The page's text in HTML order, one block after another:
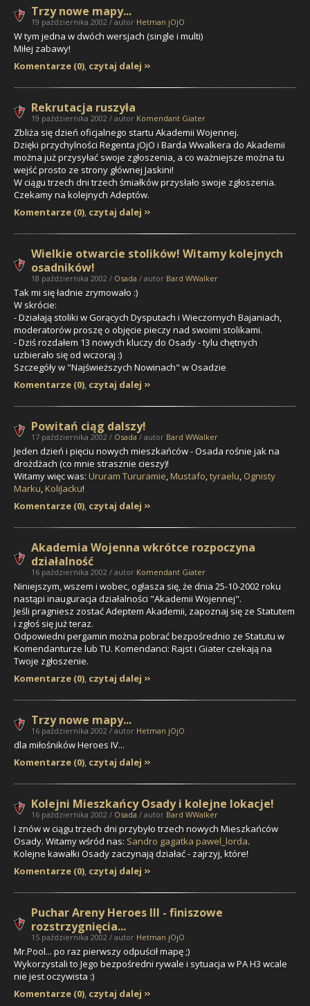
Trzy nowe mapy...
19 października 2002 / autor Hetman jOjO
W tym jedna w dwóch wersjach (single i multi)
Miłej zabawy!
Komentarze (0), czytaj dalej
Rekrutacja ruszyła
19 października 2002 / autor Komendant Giater
Zbliża się dzień oficjalnego startu Akademii Wojennej.
Dzięki przychylności Regenta jOjO i Barda Wwalkera do Akademii
można już przysyłać swoje zgłoszenia, a co ważniejsze można tu
wejść prosto ze strony głównej Jaskini!
W ciągu trzech dni trzech śmiałków przysłało swoje zgłoszenia.
Czekamy na kolejnych Adeptów.
Komentarze (0), czytaj dalej
Wielkie otwarcie stolików! Witamy kolejnych
osadników!
18 października 2002 / Osada / autor Bard WWalker
Tak mi się ładnie zrymowało :)
W skrócie:
- Działają stoliki w Gorących Dysputach i Wieczornych Bajaniach,
moderatorów proszę o objęcie pieczy nad swoimi stolikami.
- Dziś rozdałem 13 nowych kluczy do Osady - tylu chętnych
uzbierało się od wczoraj :)
Szczegóły w "Najświeższych Nowinach" wOsadzie
Komentarze (0), czytaj dalej
Powitań ciąg dalszy!
17 października 2002 / Osada / autor Bard WWalker
Jeden dzień i pięciu nowych mieszkańców - Osada rośnie jak na
drożdżach (co mnie strasznie cieszy)!
Witamy więc was: Ururam Tururamie,Mustafo,tyraelu, Ognisty
Marku,KoliJacku!
Komentarze (0), czytaj dalej
Akademia Wojenna wkrótce rozpoczyna
działalność
16 października 2002 / autor Komendant Giater
Niniejszym, wszem i wobec, ogłasza się, że dnia 25-10-2002 roku
nastąpi inauguracja działalności "Akademii Wojennej".
Jeśli pragniesz zostać Adeptem Akademii, zapoznaj się ze Statutem
i zgłoś się już teraz.
Odpowiedni pergamin można pobrać bezpośrednio ze Statutu w
Komendanturze lub TU. Komendanci: Rajst i Giater czekają na
Twoje zgłoszenie.
Komentarze (0), czytaj dalej
Trzy nowe mapy...
16 października 2002 / autor Hetman jOjO
dla miłośników Heroes IV...
Komentarze (0), czytaj dalej
Kolejni Mieszkańcy Osady i kolejne lokacje!
16 października 2002 / Osada / autor Bard WWalker
I znów w ciągu trzech dni przybyło trzech nowych Mieszkańców
Osady. Witamy wśród nas: Sandro gagatka pawel_lorda.
Kolejne kawałki Osady zaczynają działać - zajrzyj, które!
Komentarze (0), czytaj dalej
Puchar Areny Heroes III - finiszowe
rozstrzygnięcia...
15 października 2002 / autor Hetman jOjO
Mr.Pool... po raz pierwszy odpuścił mapę ;)
Wykorzystali to Jego bezpośredni rywale i sytuacja w PA H3 wcale
nie jest oczywista :)
Komentarze (0), czytaj dalej